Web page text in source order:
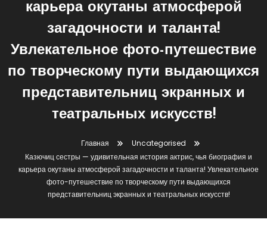
карьера окутаны атмосферой
загадочности и таланта!
Увлекательное фото-путешествие
по творческому пути выдающихся
представительниц экранных и
театральных искусств!
Главная
Uncategorised
Казючиц сестры — удивительная история актрис, чья биография и
карьера окутаны атмосферой загадочности и таланта! Увлекательное
фото-путешествие по творческому пути выдающихся
представительниц экранных и театральных искусств!